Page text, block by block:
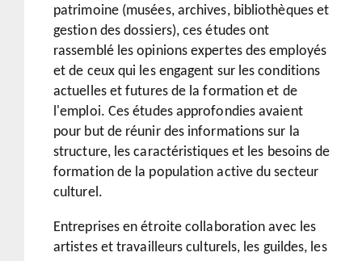
patrimoine (musées, archives, bibliothèques et
gestion des dossiers), ces études ont
rassemblé les opinions expertes des employés
et de ceux qui les engagent sur les conditions
actuelles et futures de la formation et de
l'emploi. Ces études approfondies avaient
pour but de réunir des informations sur la
structure, les caractéristiques et les besoins de
formation de la population active du secteur
culturel.
Entreprises en étroite collaboration avec les
artistes et travailleurs culturels, les guildes, les